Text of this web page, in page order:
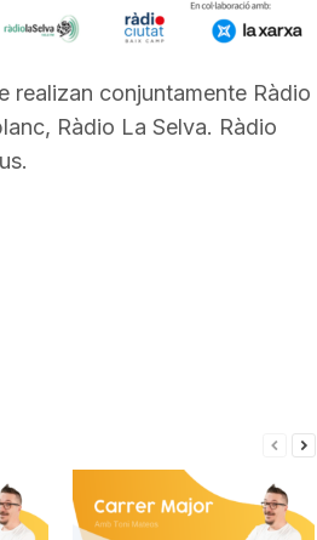
realizan conjuntamente Ràdio
Ràdio La Selva. Ràdio